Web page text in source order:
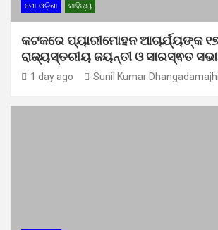
ମୋ ଓଡ଼ିଶା ସାହିତ୍ୟ
କଟକରେ ପ୍ୟାରୀମୋହନ ଆଚାର୍ଯ୍ୟଙ୍କ
ରାଜ୍ୟସ୍ତରୀୟ ଜୟନ୍ତୀ ଓ ସାରସ୍ଵତ
1 day ago Sunil Kumar Dhangadamajhi